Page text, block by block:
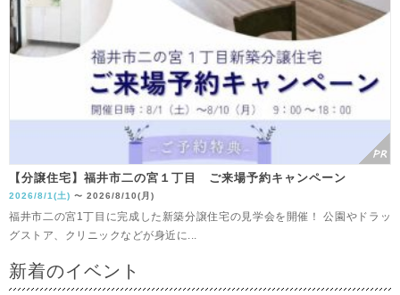
【分譲住宅】福井市二の宮１丁目 ご来場予約キャンペーン
2026/8/1(土) 〜 2026/8/10(月)
福井市二の宮1丁目に完成した新築分譲住宅の見学会を開催！ 公園やドラッ
グストア、クリニックなどが身近に...
新着のイベント